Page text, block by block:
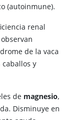
(autoinmune).
renal
de la vaca
y
de magnesio,
Disminuye en